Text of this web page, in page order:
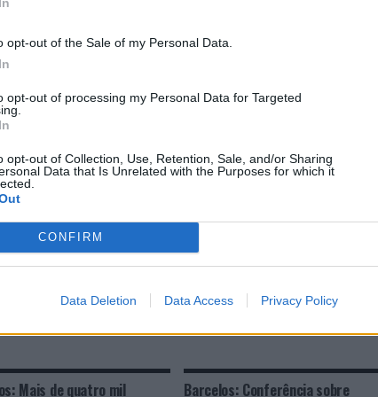
opt-out of the Sale of my Personal Data.
opt-out of processing my Personal Data for Targeted
opt-out of Collection, Use, Retention, Sale, and/or Sharing
Data that Is Unrelated with the Purposes for which it
CONFIRM
Data Deletion Data Access Privacy Policy
diversos furtos
de
recebe o XXIV Congresso
de Saúde Mental
Mais de quatro mil Barcelos: Conferência sobre